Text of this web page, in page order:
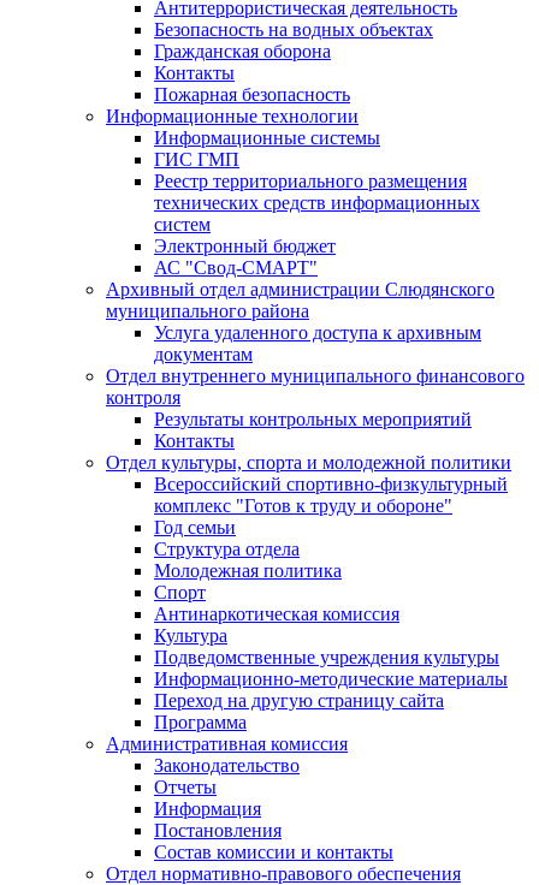
Антитеррористическая деятельность
Безопасность на водных объектах
Гражданская оборона
Контакты
Пожарная безопасность
Информационные технологии
Информационные системы
ГИС ГМП
Реестр территориального размещения
технических средств информационных
систем
Электронный бюджет
АС "Свод-СМАРТ"
Архивный отдел администрации Слюдянского
муниципального района
Услуга удаленного доступа к архивным
документам
Отдел внутреннего муниципального финансового
контроля
Результаты контрольных мероприятий
Контакты
Отдел культуры, спорта и молодежной политики
Всероссийский спортивно-физкультурный
комплекс "Готов к труду и обороне"
Год семьи
Структура отдела
Молодежная политика
Спорт
Антинаркотическая комиссия
Культура
Подведомственные учреждения культуры
Информационно-методические материалы
Переход на другую страницу сайта
Программа
Административная комиссия
Законодательство
Отчеты
Информация
Постановления
Состав комиссии и контакты
Отдел нормативно-правового обеспечения